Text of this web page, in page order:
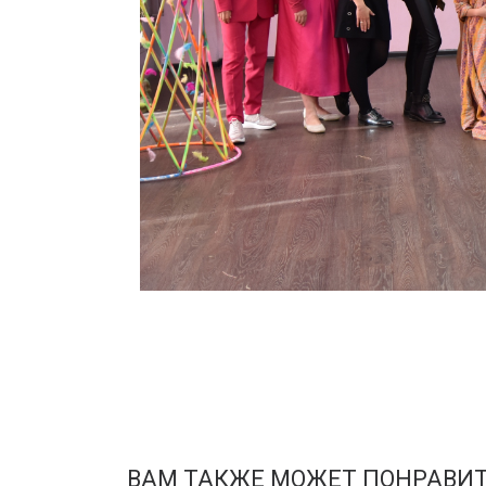
ВАМ ТАКЖЕ МОЖЕТ